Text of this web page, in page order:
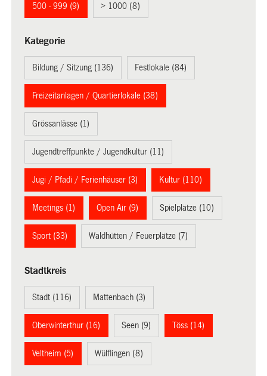
500 - 999 (9) > 1000 (8)
Kategorie
Bildung / Sitzung (136) Festlokale (84)
Freizeitanlagen / Quartierlokale (38)
Grössanlässe (1)
Jugendtreffpunkte / Jugendkultur (11)
Jugi / Pfadi / Ferienhäuser (3) Kultur (110)
Meetings (1) Open Air (9) Spielplätze (10)
Sport (33) Waldhütten / Feuerplätze (7)
Stadtkreis
Stadt (116) Mattenbach (3)
Oberwinterthur (16) Seen (9) Töss (14)
Veltheim (5) Wülflingen (8)